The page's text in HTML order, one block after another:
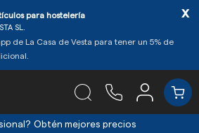
para hostelería
SL.
de La Casa de Vesta para tener un 5% de
x
Obtén mejores precios